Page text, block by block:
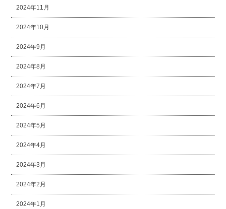
2024年11月
2024年10月
2024年9月
2024年8月
2024年7月
2024年6月
2024年5月
2024年4月
2024年3月
2024年2月
2024年1月